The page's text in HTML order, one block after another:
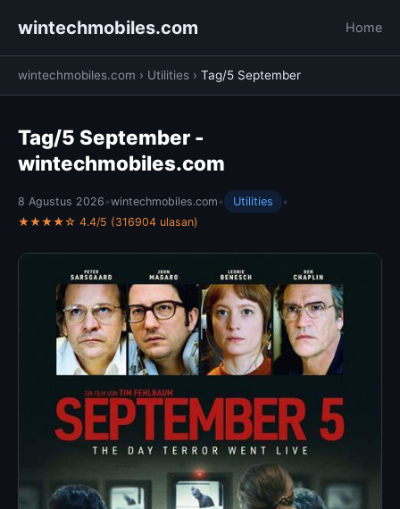
wintechmobiles.com Home
wintechmobiles.com › Utilities › Tag/5 September
Tag/5 September -
wintechmobiles.com
8 Agustus 2026 •wintechmobiles.com • Utilities
•
★★★★☆ 4.4/5 (316904 ulasan)